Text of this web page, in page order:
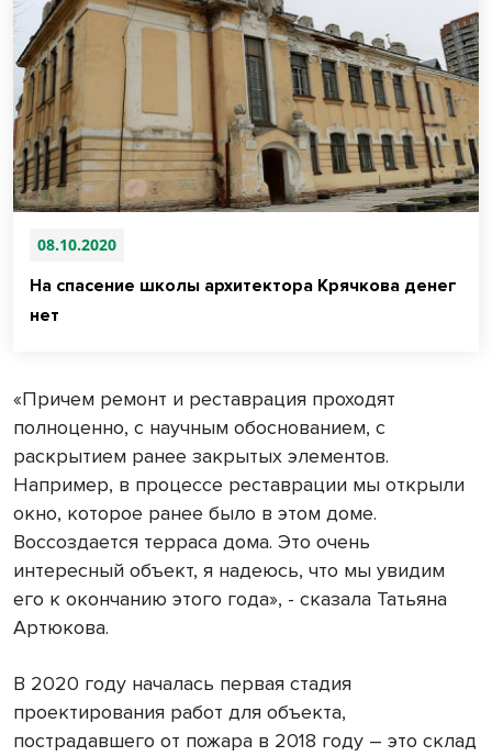
08.10.2020
На спасение школы архитектора Крячкова денег
нет
«Причем ремонт и реставрация проходят
полноценно, с научным обоснованием, с
раскрытием ранее закрытых элементов.
Например, в процессе реставрации мы открыли
окно, которое ранее было в этом доме.
Воссоздается терраса дома. Это очень
интересный объект, я надеюсь, что мы увидим
его к окончанию этого года», - сказала Татьяна
Артюкова.
В 2020 году началась первая стадия
проектирования работ для объекта,
пострадавшего от пожара в 2018 году – это склад